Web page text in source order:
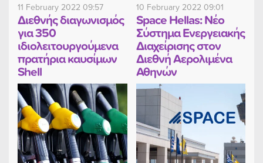
11 February 2022 09:57
Διεθνής διαγωνισμός
για 350
ιδιολειτουργούμενα
πρατήρια καυσίμων
Shell
10 February 2022 09:01
Space Hellas: Νέο
Σύστημα Ενεργειακής
Διαχείρισης στον
Διεθνή Αερολιμένα
Αθηνών